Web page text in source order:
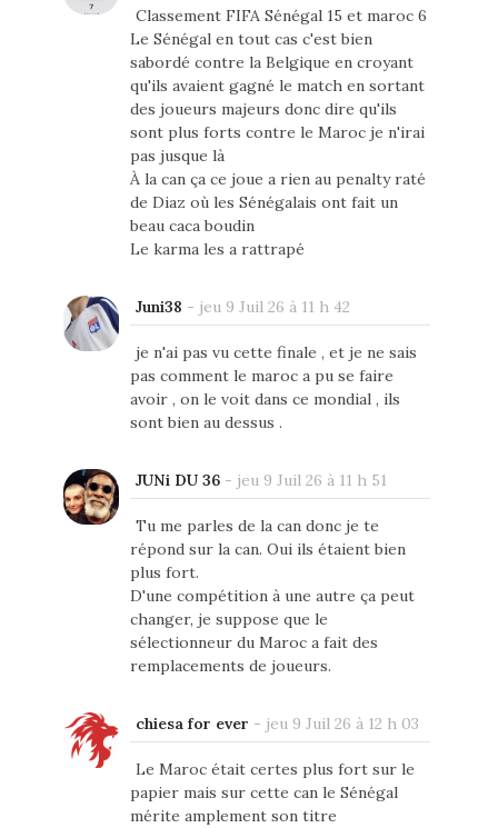
Classement FIFA Sénégal 15 et maroc 6
Le Sénégal en tout cas c'est bien
sabordé contre la Belgique en croyant
qu'ils avaient gagné le match en sortant
des joueurs majeurs donc dire qu'ils
sont plus forts contre le Maroc je n'irai
pas jusque là
À la can ça ce joue a rien au penalty raté
de Diaz où les Sénégalais ont fait un
beau caca boudin
Le karma les a rattrapé
Juni38 - jeu 9 Juil 26 à 11 h 42
je n'ai pas vu cette finale , et je ne sais
pas comment le maroc a pu se faire
avoir , on le voit dans ce mondial , ils
sont bien au dessus .
JUNi DU 36- jeu 9 Juil 26 à 11 h 51
Tu me parles de la can donc je te
répond sur la can. Oui ils étaient bien
plus fort.
D'une compétition à une autre ça peut
changer, je suppose que le
sélectionneur du Maroc a fait des
remplacements de joueurs.
chiesa for ever - jeu 9 Juil 26 à 12 h 03
Le Maroc était certes plus fort sur le
papier mais sur cette can le Sénégal
mérite amplement son titre